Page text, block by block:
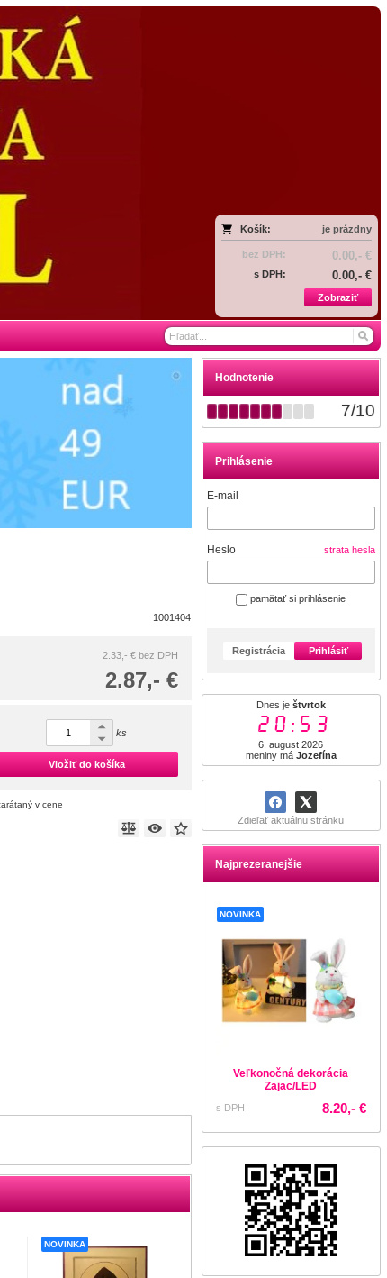
Košík: je prázdny
bez DPH: 0.00,- €
s DPH: 0.00,- €
Zobraziť
Hodnotenie
7/10
Prihlásenie
E-mail
Heslo strata hesla
pamätať si prihlásenie
Registrácia Prihlásiť
Dnes je štvrtok
20:53
6. august 2026
meniny má Jozefína
Zdieľať aktuálnu stránku
Najprezeranejšie
NOVINKA
Veľkonočná dekorácia
Zajac/LED
s DPH 8.20,- €
1001404
2.33,- € bez DPH
2.87,- €
ks
Vložiť do košíka
v cene
NOVINKA